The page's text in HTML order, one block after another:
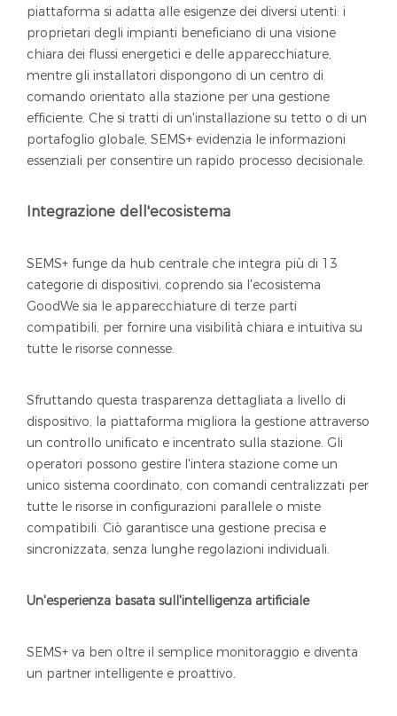
piattaforma si adatta alle esigenze dei diversi utenti: i
proprietari degli impianti beneficiano di una visione
chiara dei flussi energetici e delle apparecchiature,
mentre gli installatori dispongono di un centro di
comando orientato alla stazione per una gestione
efficiente. Che si tratti di un'installazione su tetto o di un
portafoglio globale, SEMS+ evidenzia le informazioni
essenziali per consentire un rapido processo decisionale.
Integrazione dell'ecosistema
SEMS+ funge da hub centrale che integra più di 13
categorie di dispositivi, coprendo sia l'ecosistema
GoodWe sia le apparecchiature di terze parti
compatibili, per fornire una visibilità chiara e intuitiva su
tutte le risorse connesse.
Sfruttando questa trasparenza dettagliata a livello di
dispositivo, la piattaforma migliora la gestione attraverso
un controllo unificato e incentrato sulla stazione. Gli
operatori possono gestire l'intera stazione come un
unico sistema coordinato, con comandi centralizzati per
tutte le risorse in configurazioni parallele o miste
compatibili. Ciò garantisce una gestione precisa e
sincronizzata, senza lunghe regolazioni individuali.
Un'esperienza basata sull'intelligenza artificiale
SEMS+ va ben oltre il semplice monitoraggio e diventa
un partner intelligente e proattivo.